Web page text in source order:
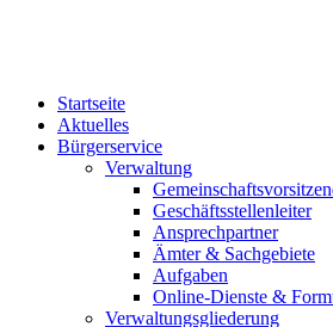
Startseite
Aktuelles
Bürgerservice
Verwaltung
Geschäftsstellenleiter
Ansprechpartner
Ämter & Sachgebiete
Aufgaben
Online-Dienste &
Verwaltungsgliederung